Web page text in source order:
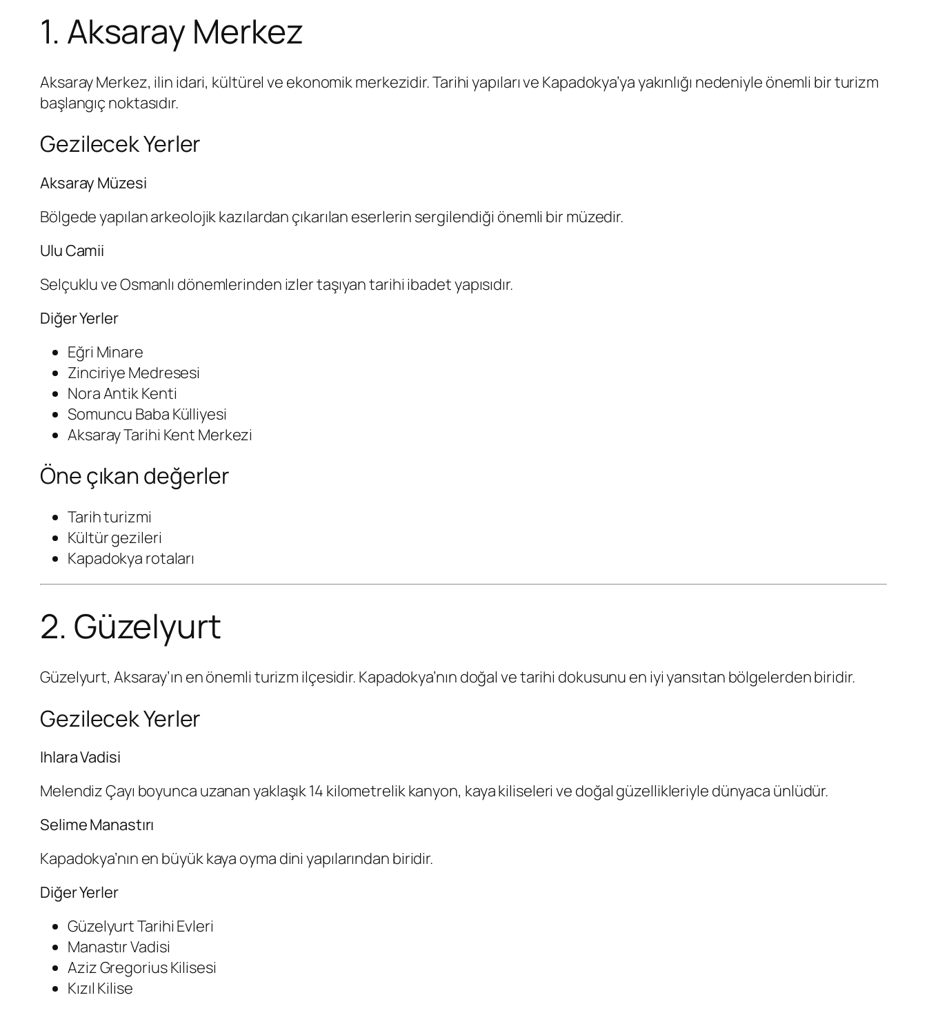
1. Aksaray Merkez
Aksaray Merkez, ilin idari, kültürel ve ekonomik merkezidir. Tarihi yapıları ve Kapadokya’ya yakınlığı nedeniyle önemli bir turizm
başlangıç noktasıdır.
Gezilecek Yerler
Aksaray Müzesi
Bölgede yapılan arkeolojik kazılardan çıkarılan eserlerin sergilendiği önemli bir müzedir.
Ulu Camii
Selçuklu ve Osmanlı dönemlerinden izler taşıyan tarihi ibadet yapısıdır.
Diğer Yerler
Eğri Minare
Zinciriye Medresesi
Nora Antik Kenti
Somuncu Baba Külliyesi
Aksaray Tarihi Kent Merkezi
Öne çıkan değerler
Tarih turizmi
Kültür gezileri
Kapadokya rotaları
2. Güzelyurt
Güzelyurt, Aksaray’ın en önemli turizm ilçesidir. Kapadokya’nın doğal ve tarihi dokusunu en iyi yansıtan bölgelerden biridir.
Gezilecek Yerler
Ihlara Vadisi
Melendiz Çayı boyunca uzanan yaklaşık 14 kilometrelik kanyon, kaya kiliseleri ve doğal güzellikleriyle dünyaca ünlüdür.
Selime Manastırı
Kapadokya’nın en büyük kaya oyma dini yapılarından biridir.
Diğer Yerler
Güzelyurt Tarihi Evleri
Manastır Vadisi
Aziz Gregorius Kilisesi
Kızıl Kilise